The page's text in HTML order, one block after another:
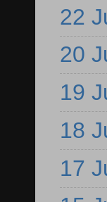
22
20
19
18
17